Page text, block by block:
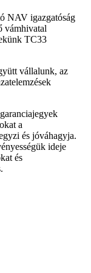
NAV igazgatóság
vámhivatal
TC33
vállalunk, az
a
és jóváhagyja.
ideje
és